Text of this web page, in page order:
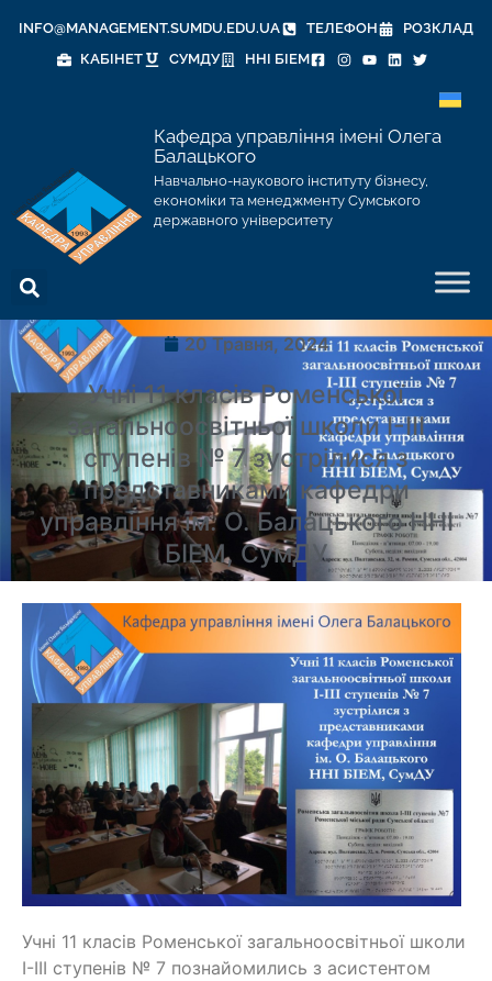
INFO@MANAGEMENT.SUMDU.EDU.UA ТЕЛЕФОН
РОЗКЛАД
КАБІНЕТ
СУМДУ ННІ БІЕМ
Кафедра управління імені Олега
Балацького
Навчально-наукового інституту бізнесу,
економіки та менеджменту Сумського
державного університету
20 Травня, 2024
Учні 11 класів Роменської
загальноосвітньої школи І-ІІІ
ступенів № 7 зустрілися з
представниками кафедри
управління ім. О. Балацького ННІ
БІЕМ, СумДУ
Учні 11 класів Роменської загальноосвітньої школи
І-ІІІ ступенів № 7 познайомились з асистентом